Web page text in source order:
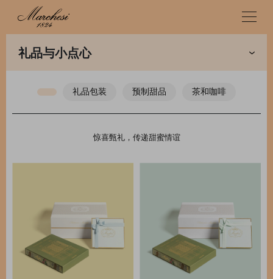
礼品与小点心
礼品包装 预制甜品 茶和咖啡
惊喜甄礼，传递甜蜜情谊